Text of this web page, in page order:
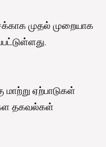
முதல் முறையாக
ஏற்பாடுகள்
தகவல்கள்